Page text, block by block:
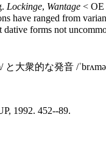
Lockinge, Wantage < OE
have ranged from
dative forms not
と大衆的な発音 /
1992. 452--89.